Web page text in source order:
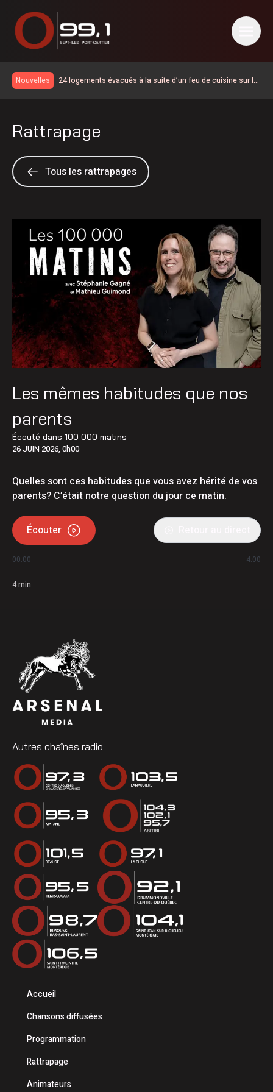
Nouvelles
24 logements évacués à la suite d’un feu de cuisine sur la
Incubateur-Accélérateur Nordique accompagnera une 6 e
cohorte d’initiatives touristiques
franchise pour le projet de lien maritime Minganie–
Gaspésie via Anticosti
600 embarcations vérifiées lors de l’Opération nationale
concertée en sécurité nautique de la SQ
Bilan de la SOPFEU en juillet | La foudre en cause pour de
Report du scrutin d’au moins une semaine à Nutashkuan |
Anomalies dans le processus électoral
Port-Cartier renforce la sécurité routière avec de nouvelles
mesures de signalisation
Rattrapage
Tous les rattrapages
Les mêmes habitudes que nos
parents
Écouté dans 100 000 matins
26 JUIN 2026, 0h00
Quelles sont ces habitudes que vous avez hérité de vos
parents? C’était notre question du jour ce matin.
Écouter
00:00 4:00
4min
Autres chaînes radio
Accueil
Chansons diffusées
Programmation
Rattrapage
Animateurs